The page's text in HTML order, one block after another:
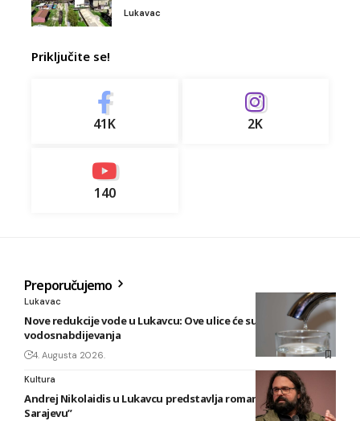
Lukavac
Priključite se!
41K 2K
140
Preporučujemo
Lukavac
Nove redukcije vode u Lukavcu: Ove ulice će sutra biti bez
vodosnabdijevanja
4. Augusta 2026.
Kultura
Andrej Nikolaidis u Lukavcu predstavlja roman “Safari u
Sarajevu”